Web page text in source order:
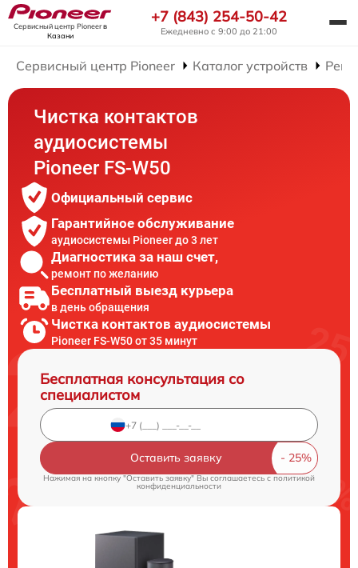
Сервисный центр Pioneerв
Казани
+7 (843) 254-50-42
Ежедневно с 9:00 до 21:00
Сервисный центр Pioneer Каталог устройств
Чистка контактов
аудиосистемы
Pioneer FS-W50
Официальный сервис
Гарантийное обслуживание
аудиосистемы Pioneer до 3 лет
Диагностика за наш счет,
ремонт по желанию
Бесплатный выезд курьера
в день обращения
Чистка контактов аудиосистемы
Pioneer FS-W50 от 35 минут
Бесплатная консультация со
специалистом
Оставить заявку
Нажимая на кнопку "Оставить заявку" Вы соглашаетесь c политикой
конфиденциальности